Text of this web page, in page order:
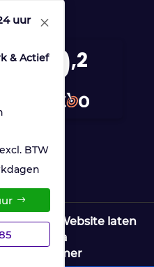
M
uur
& Actief
BTW
9,2
|
Website laten
Disclaimer